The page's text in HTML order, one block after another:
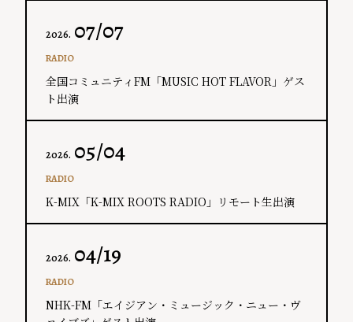
2026. 07/07
RADIO
全国コミュニティFM「MUSIC HOT FLAVOR」ゲス
ト出演
2026. 05/04
RADIO
K-MIX「K-MIX ROOTS RADIO」リモート生出演
2026. 04/19
RADIO
NHK-FM「エイジアン・ミュージック・ニュー・ヴ